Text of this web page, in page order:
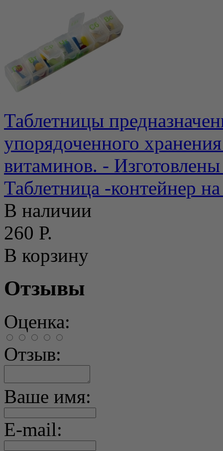
Таблетницы
упорядоченного
витаминов. - Изготовлены
Таблетница -контейнер
В наличии
260 Р.
В корзину
Отзывы
Оценка:
Отзыв:
Ваше имя:
E-mail: